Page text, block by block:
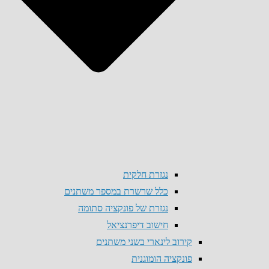
נגזרת חלקית
כלל שרשרת במספר משתנים
נגזרת של פונקציה סתומה
חישוב דיפרנציאל
קירוב לינארי בשני משתנים
פונקציה הומוגנית